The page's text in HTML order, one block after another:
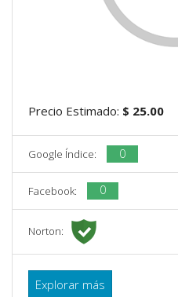
Precio Estimado: $ 25.00
Google Índice: 0
Facebook: 0
Norton:
Explorar más